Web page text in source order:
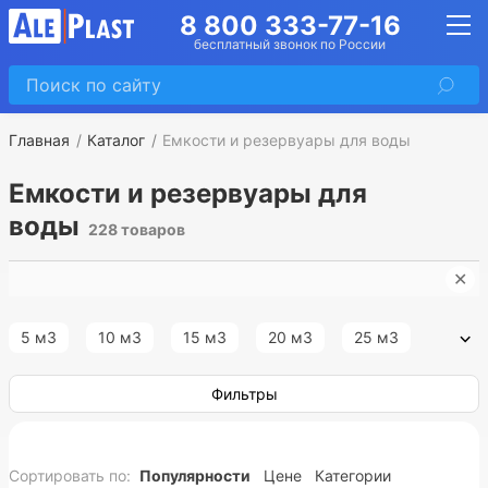
8 800 333-77-16
бесплатный звонок по России
Главная Каталог Емкости и резервуары для воды
Емкости и резервуары для
воды 228 товаров
✕
5 м3 10 м3 15 м3 20 м3 25 м3
40 м3
80 м3 100 м3 120 м3 150 м3
Фильтры
Сортировать по: Популярности Цене Категории